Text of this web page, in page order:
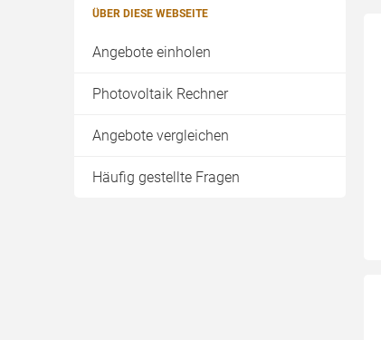
ÜBER DIESE WEBSEITE
Angebote einholen
Photovoltaik Rechner
Angebote vergleichen
Häufig gestellte Fragen